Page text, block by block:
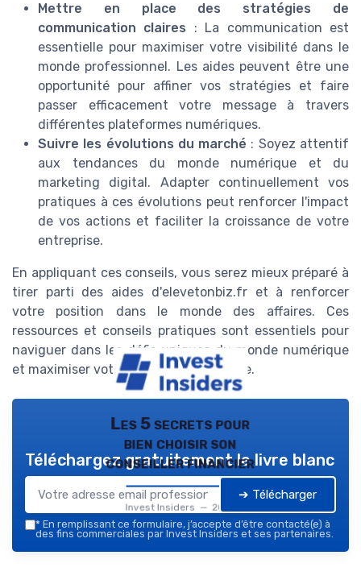
Mettre en place des stratégies de
communication claires : La communication est
essentielle pour maximiser votre visibilité dans le
monde professionnel. Les aides peuvent être une
opportunité pour affiner vos stratégies et faire
passer efficacement votre message à travers
différentes plateformes numériques.
Suivre les évolutions du marché : Soyez attentif
aux tendances du monde numérique et du
marketing digital. Adapter continuellement vos
pratiques à ces évolutions peut renforcer l'impact
de vos actions et faciliter la croissance de votre
entreprise.
En appliquant ces conseils, vous serez mieux préparé à
tirer parti des aides d'elevetonbiz.fr et à renforcer
votre position dans le monde des affaires. Ces
ressources et conseils pratiques sont essentiels pour
naviguer dans les défis uniques du monde numérique
et maximiser votre succès à long terme.
Les 5 secrets pour
bien choisir son
conseiller financier
Invest Insiders — 2026
Téléchargez gratuitement le livre blanc
➔ Télécharger
* En remplissant ce formulaire, j’accepte d’être contacté(e) à
des fins commerciales par Invest Insiders et ses partenaires.